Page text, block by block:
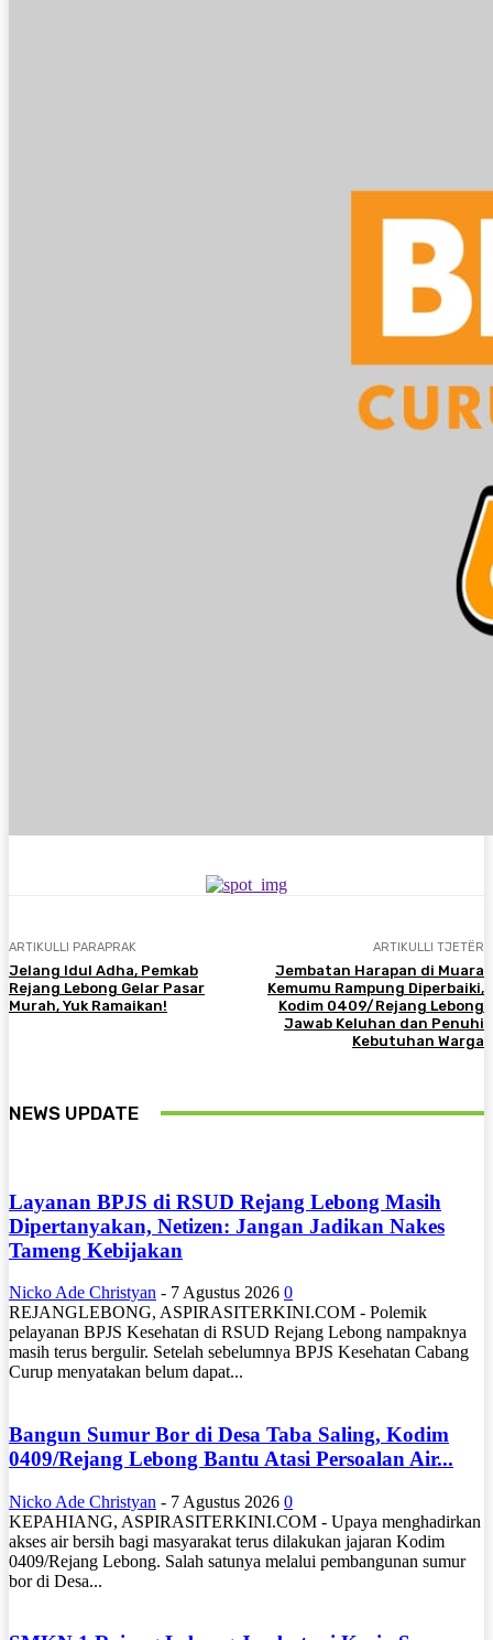
ARTIKULLI PARAPRAK
Jelang Idul Adha, Pemkab
Rejang Lebong Gelar Pasar
Murah, Yuk Ramaikan!
ARTIKULLI TJETËR
Jembatan Harapan di Muara
Kemumu Rampung Diperbaiki,
Kodim 0409/Rejang Lebong
Jawab Keluhan dan Penuhi
Kebutuhan Warga
NEWS UPDATE
Layanan BPJS di RSUD Rejang Lebong Masih
Dipertanyakan, Netizen: Jangan Jadikan Nakes
Tameng Kebijakan
Nicko Ade Christyan - 7 Agustus 2026 0
REJANGLEBONG, ASPIRASITERKINI.COM - Polemik
pelayanan BPJS Kesehatan di RSUD Rejang Lebong nampaknya
masih terus bergulir. Setelah sebelumnya BPJS Kesehatan Cabang
Curup menyatakan belum dapat...
Bangun Sumur Bor di Desa Taba Saling, Kodim
0409/Rejang Lebong Bantu Atasi Persoalan Air...
Nicko Ade Christyan - 7 Agustus 2026 0
KEPAHIANG, ASPIRASITERKINI.COM - Upaya menghadirkan
akses air bersih bagi masyarakat terus dilakukan jajaran Kodim
0409/Rejang Lebong. Salah satunya melalui pembangunan sumur
bor di Desa...